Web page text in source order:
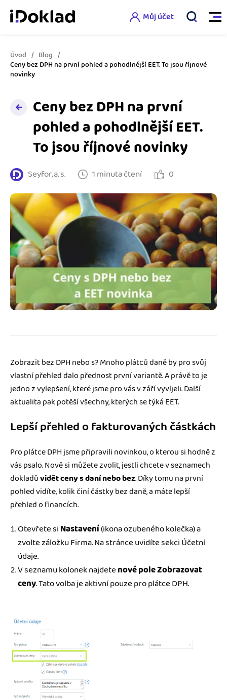
Vlastnosti
Správa kontaktů
Hlídání cashflow
Propojení na další systémy
Spřátelené účetní
Katalog doplňků
Vzdělání
Nápověda
Jak začít s iDokladem
Jak začít podnikat
Jak se vyznat ve fakturaci
Blog
mini akademie
Fakturační poradna
Šablona pro plátce DPH
Šablona pro neplátce DPH
Registrovat ZDARMA
Můj účet
Úvod
Blog
Ceny bez DPH na první pohled a pohodlnější EET. To jsou říjnové
novinky
Ceny bez DPH na první
pohled a pohodlnější EET.
To jsou říjnové novinky
Seyfor, a. s. 1 minuta čtení 0
Zobrazit bez DPH nebo s? Mnoho plátců daně by pro svůj
vlastní přehled dalo přednost první variantě. A právě to je
jedno z vylepšení, které jsme pro vás v září vyvíjeli. Další
aktualita pak potěší všechny, kterých se týká EET.
Lepší přehled o fakturovaných částkách
Pro plátce DPH jsme připravili novinkou, o kterou si hodně z
vás psalo. Nově si můžete zvolit, jestli chcete v seznamech
dokladůvidět ceny s daní nebo bez. Díky tomu na první
pohled vidíte, kolik činí částky bez daně, a máte lepší
přehled o financích.
Otevřete siNastavení(ikona ozubeného kolečka) a
zvolte záložku Firma. Na stránce uvidíte sekci Účetní
údaje.
V seznamu kolonek najdetenové pole Zobrazovat
ceny. Tato volba je aktivní pouze pro plátce DPH.